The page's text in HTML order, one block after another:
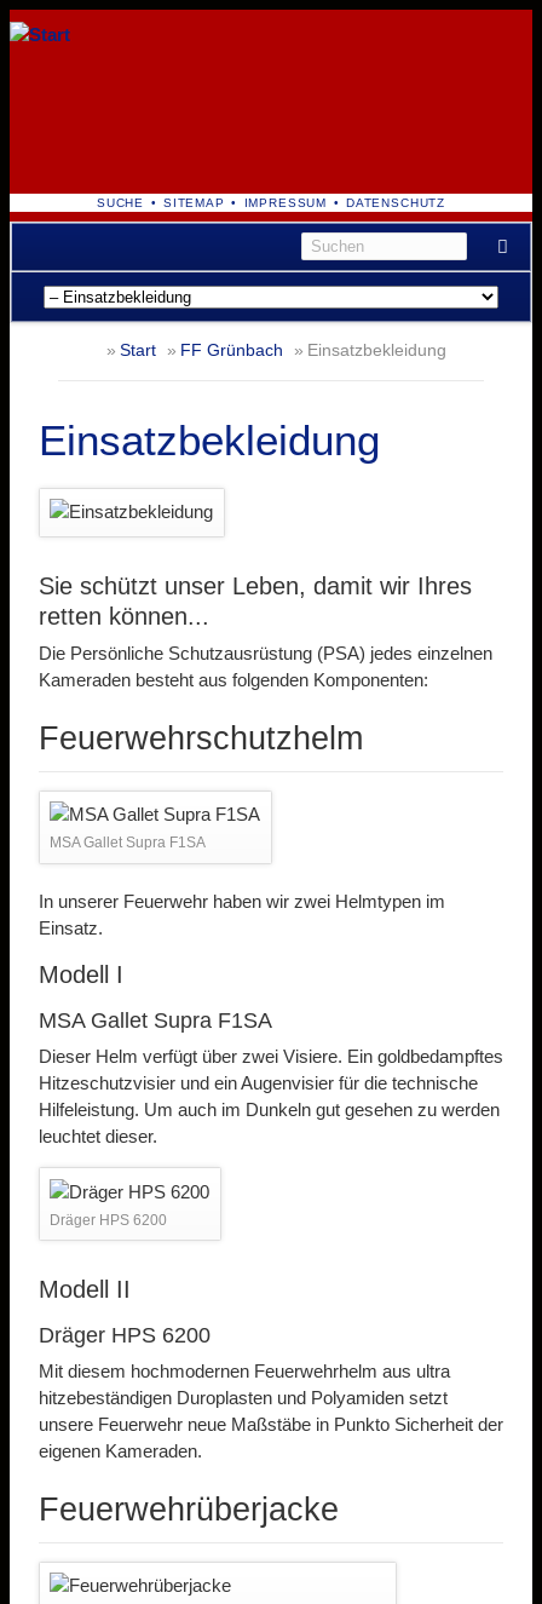
NAVIGATION
ÜBERSPRINGEN
SUCHE SITEMAP IMPRESSUM DATENSCHUTZ
Navigation
überspringen
Start FF Grünbach Einsatzbekleidung
Einsatzbekleidung
Sie schützt unser Leben, damit wir Ihres
retten können...
Die Persönliche Schutzausrüstung (PSA) jedes einzelnen
Kameraden besteht aus folgenden Komponenten:
Feuerwehrschutzhelm
MSA Gallet Supra F1SA
In unserer Feuerwehr haben wir zwei Helmtypen im
Einsatz.
Modell I
MSA Gallet Supra F1SA
Dieser Helm verfügt über zwei Visiere. Ein goldbedampftes
Hitzeschutzvisier und ein Augenvisier für die technische
Hilfeleistung. Um auch im Dunkeln gut gesehen zu werden
leuchtet dieser.
Dräger HPS 6200
Modell II
Dräger HPS 6200
Mit diesem hochmodernen Feuerwehrhelm aus ultra
hitzebeständigen Duroplasten und Polyamiden setzt
unsere Feuerwehr neue Maßstäbe in Punkto Sicherheit der
eigenen Kameraden.
Feuerwehrüberjacke